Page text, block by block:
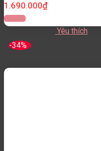
1.690.000₫
Đọc tiếp
Yêu thích
-34%